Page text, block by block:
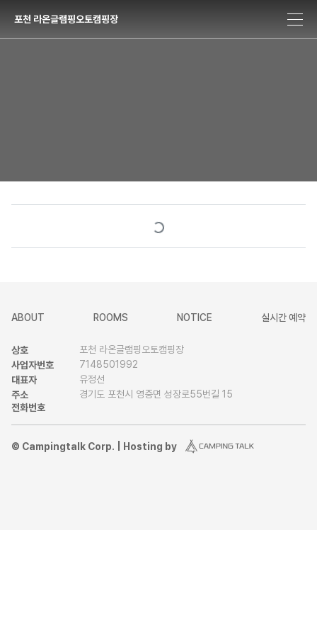
포천 라온글램핑오토캠핑장
Loading...
ABOUT ROOMS NOTICE 실시간 예약
상호
포천 라온글램핑오토캠핑장
사업자번호
7148501992
대표자
유정선
주소
경기도 포천시 영중면 성장로55번길 15
전화번호
© Campingtalk Corp. | Hosting by